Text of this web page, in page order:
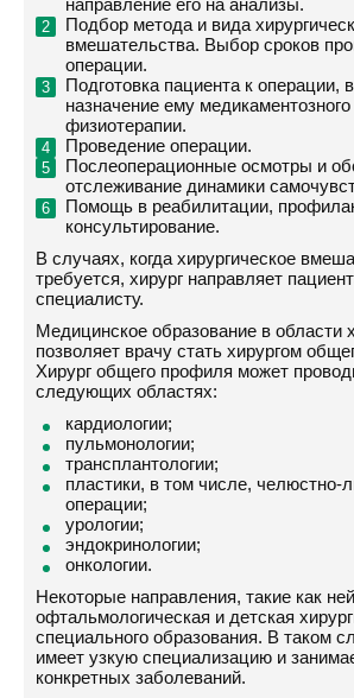
направление его на анализы.
Подбор метода и вида
вмешательства. Выбор сроков
операции.
Подготовка пациента к операции,
назначение ему
физиотерапии.
Проведение операции.
Послеоперационные осмотры и
отслеживание динамики
Помощь в реабилитации,
консультирование.
В случаях, когда хирургическое
требуется, хирург направляет
специалисту.
Медицинское образование в области
позволяет врачу стать хирургом
Хирург общего профиля может
следующих областях:
кардиологии;
пульмонологии;
трансплантологии;
пластики, в том числе, челюстно-
операции;
урологии;
эндокринологии;
онкологии.
Некоторые направления, такие как
офтальмологическая и детская
специального образования. В таком
имеет узкую специализацию и
конкретных заболеваний.